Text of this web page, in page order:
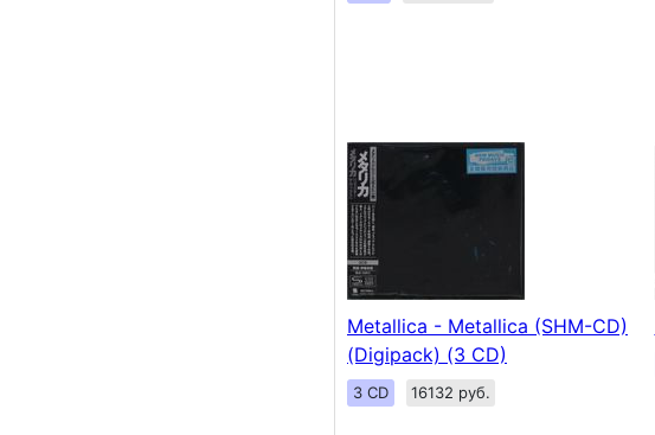
Metallica - Metallica (SHM-CD)
(Digipack) (3 CD)
3 CD 16132 руб.